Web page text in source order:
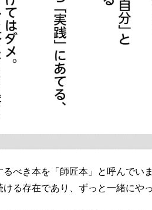
べき本を「師匠本」と呼んでい
る存在であり、ずっと一緒にや